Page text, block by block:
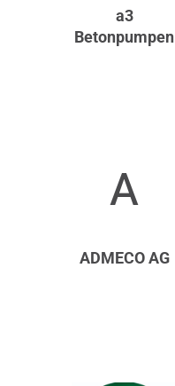
a3
Betonpumpen
A
ADMECO AG